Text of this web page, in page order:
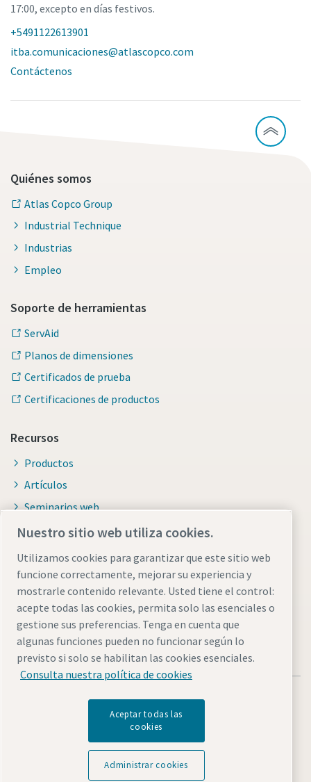
17:00, excepto en días festivos.
+5491122613901
itba.comunicaciones@atlascopco.com
Contáctenos
Quiénes somos
Atlas Copco Group
Industrial Technique
Industrias
Empleo
Soporte de herramientas
ServAid
Planos de dimensiones
Certificados de prueba
Certificaciones de productos
Recursos
Productos
Artículos
Seminarios web
Folletos y catálogos
Distribuidores
Enlace a Shop Online
Avisos legales y de privacidadAdministrar cookies
Mapa del sitio web
Nuestro sitio web utiliza cookies.
Utilizamos cookies para garantizar que este sitio web
funcione correctamente, mejorar su experiencia y
mostrarle contenido relevante. Usted tiene el control:
acepte todas las cookies, permita solo las esenciales o
gestione sus preferencias. Tenga en cuenta que
algunas funciones pueden no funcionar según lo
previsto si solo se habilitan las cookies esenciales.
Consulta nuestra política de cookies
Aceptar todas las
cookies
Administrar cookies